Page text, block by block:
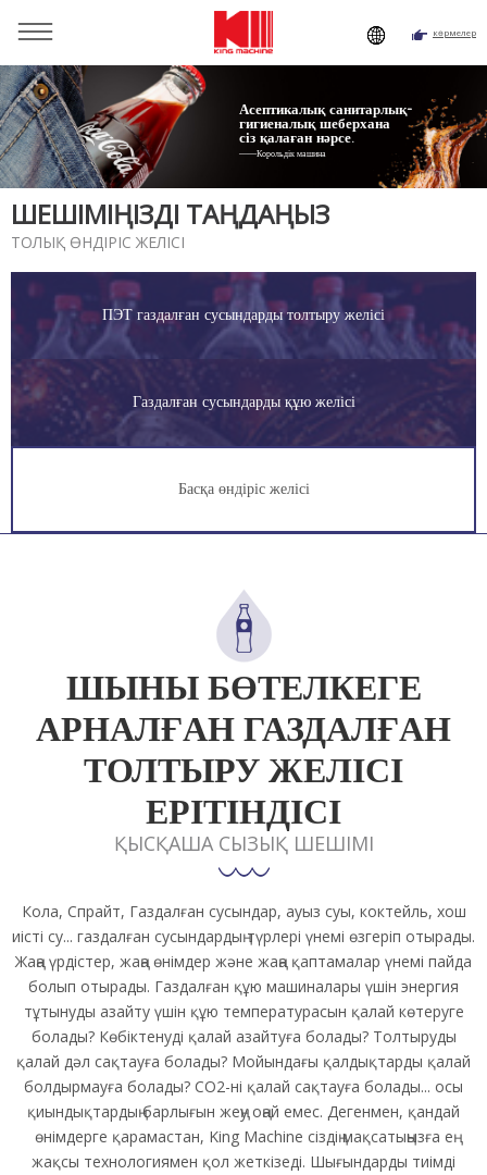
көрмелер
Сен мындасың: Home »Solutions
құю желісінің шешімі
Асептикалық санитарлық-
гигиеналық шеберхана
сіз қалаған нәрсе.
——Корольдік машина
ШЕШІМІҢІЗДІ ТАҢДАҢЫЗ
ТОЛЫҚ ӨНДІРІС ЖЕЛІСІ
ПЭТ газдалған сусындарды толтыру желісі
Газдалған сусындарды құю желісі
Басқа өндіріс желісі
ШЫНЫ БӨТЕЛКЕГЕ
АРНАЛҒАН ГАЗДАЛҒАН
ТОЛТЫРУ ЖЕЛІСІ
ЕРІТІНДІСІ
ҚЫСҚАША СЫЗЫҚ ШЕШІМІ
Кола, Спрайт, Газдалған сусындар, ауыз суы, коктейль, хош
иісті су... газдалған сусындардың түрлері үнемі өзгеріп отырады.
Жаңа үрдістер, жаңа өнімдер және жаңа қаптамалар үнемі пайда
болып отырады. Газдалған құю машиналары үшін энергия
тұтынуды азайту үшін құю температурасын қалай көтеруге
болады? Көбіктенуді қалай азайтуға болады? Толтыруды
қалай дәл сақтауға болады? Мойындағы қалдықтарды қалай
болдырмауға болады? CO2-ні қалай сақтауға болады... осы
қиындықтардың барлығын жеңу оңай емес. Дегенмен, қандай
өнімдерге қарамастан, King Machine сіздің мақсатыңызға ең
жақсы технологиямен қол жеткізеді. Шығындарды тиімді